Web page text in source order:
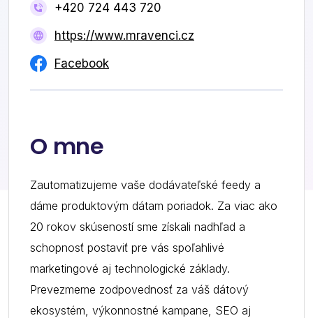
+420 724 443 720
https://www.mravenci.cz
Facebook
O mne
Zautomatizujeme vaše dodávateľské feedy a
dáme produktovým dátam poriadok. Za viac ako
20 rokov skúseností sme získali nadhľad a
schopnosť postaviť pre vás spoľahlivé
marketingové aj technologické základy.
Prevezmeme zodpovednosť za váš dátový
ekosystém, výkonnostné kampane, SEO aj